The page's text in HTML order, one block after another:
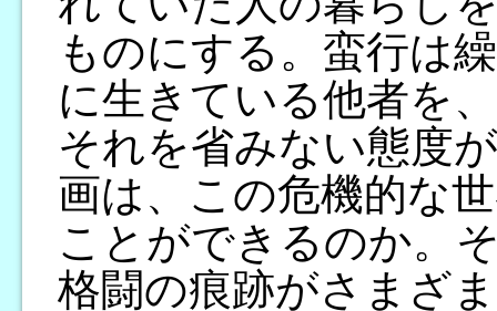
ものにする。蛮行は
に生きている他者を
それを省みない態度
画は、この危機的な
ことができるのか。
格闘の痕跡がさまざ